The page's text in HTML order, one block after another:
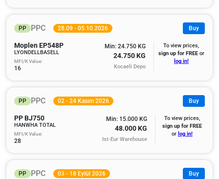
PP PPC 28.09 - 05.10.2026 Buy
Moplen EP548P
LYONDELLBASELL
MFI/K Value:
16
Min: 24.750 KG
24.750 KG
Kocaeli Depo
To view prices,
sign up for FREEor
log in!
PP PPC 02 - 24 Kasım 2026 Buy
PP BJ750
HANWHA TOTAL
MFI/K Value:
28
Min: 15.000 KG
48.000 KG
Ist-Eur Warehouse
To view prices,
sign up for FREE
or log in!
PP PPC 03 - 18 Eylül 2026 Buy